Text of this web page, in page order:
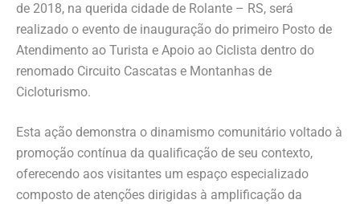
de 2018, na querida cidade de Rolante – RS, será
realizado o evento de inauguração do primeiro Posto de
Atendimento ao Turista e Apoio ao Ciclista dentro do
renomado Circuito Cascatas e Montanhas de
Cicloturismo.
Esta ação demonstra o dinamismo comunitário voltado à
promoção contínua da qualificação de seu contexto,
oferecendo aos visitantes um espaço especializado
composto de atenções dirigidas à amplificação da